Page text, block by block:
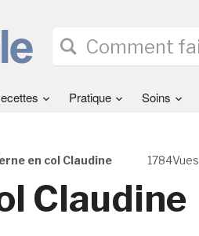
Pratique Soins
1784Vues
en col Claudine
Claudine